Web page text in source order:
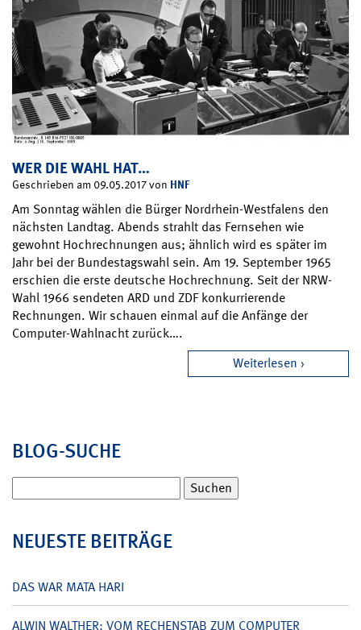
WER DIE WAHL HAT…
Geschrieben am 09.05.2017 von HNF
Am Sonntag wählen die Bürger Nordrhein-Westfalens den
nächsten Landtag. Abends strahlt das Fernsehen wie
gewohnt Hochrechnungen aus; ähnlich wird es später im
Jahr bei der Bundestagswahl sein. Am 19. September 1965
erschien die erste deutsche Hochrechnung. Seit der NRW-
Wahl 1966 sendeten ARD und ZDF konkurrierende
Rechnungen. Wir schauen einmal auf die Anfänge der
Computer-Wahlnacht zurück….
Weiterlesen
BLOG-SUCHE
nach:
NEUESTE BEITRÄGE
DAS WAR MATA HARI
ALWIN WALTHER: VOM RECHENSTAB ZUM COMPUTER